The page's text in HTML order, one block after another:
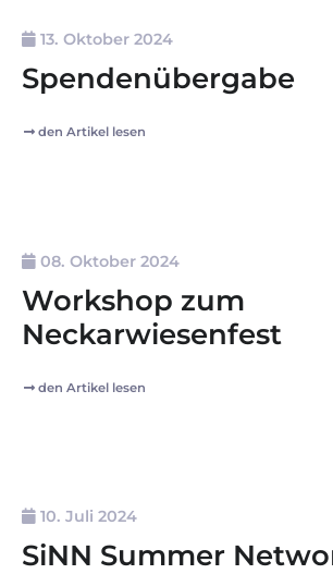
13. Oktober 2024
Spendenübergabe
den Artikel lesen
08. Oktober 2024
Workshop zum
Neckarwiesenfest
den Artikel lesen
10. Juli 2024
SiNN Summer